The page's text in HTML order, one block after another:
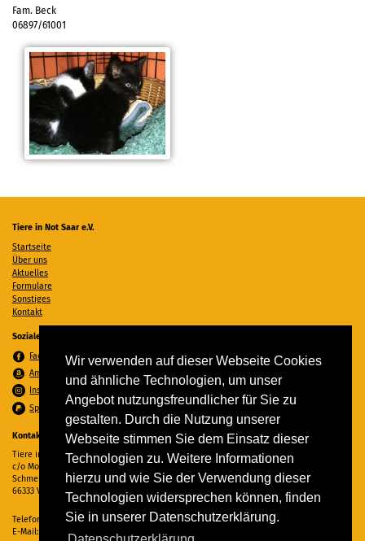
Wir verwenden auf dieser Webseite Cookies
und ähnliche Technologien, um unser
Angebot nutzungsfreundlicher für Sie zu
gestalten. Durch die Nutzung unserer
Webseite stimmen Sie dem Einsatz dieser
Technologien zu. Weitere Informationen
hierzu und wie Sie der Verwendung dieser
Technologien widersprechen können, finden
Sie in unserer Datenschutzerklärung.
Fam. Beck
06897/61001
Tiere in Not Saar e.V.
Startseite
Über uns
Aktuelles
Formulare
Sonstiges
Kontakt
Soziale Medien
Facebook
Amazon Wunschzettel
Instagram
Spenden per PayPal
Kontakt
Tiere in Not Saar e.V.
c/o Monika Ewen
Schmelzer Straße 22
66333 Völklingen
Telefon:
06898 294862
E-Mail:
info@tiere-in-not-saar.de